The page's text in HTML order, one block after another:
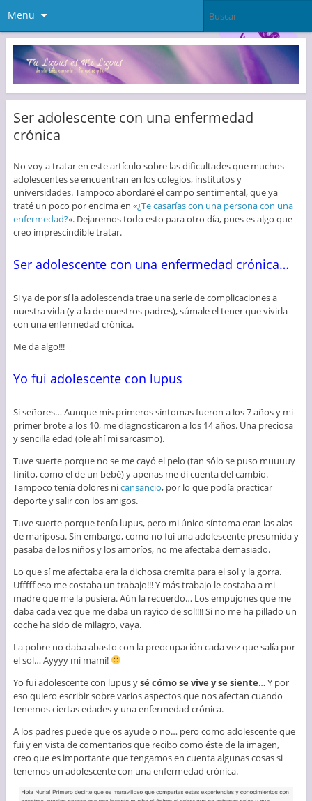
Menu
Ser adolescente con una enfermedad
crónica
No voy a tratar en este artículo sobre las dificultades que muchos
adolescentes se encuentran en los colegios, institutos y
universidades. Tampoco abordaré el campo sentimental, que ya
traté un poco por encima en «¿Te casarías con una persona con una
enfermedad?«. Dejaremos todo esto para otro día, pues es algo que
creo imprescindible tratar.
Ser adolescente con una enfermedad crónica…
Si ya de por sí la adolescencia trae una serie de complicaciones a
nuestra vida (y a la de nuestros padres), súmale el tener que vivirla
con una enfermedad crónica.
Me da algo!!!
Yo fui adolescente con lupus
Sí señores… Aunque mis primeros síntomas fueron a los 7 años y mi
primer brote a los 10, me diagnosticaron a los 14 años. Una preciosa
y sencilla edad (ole ahí mi sarcasmo).
Tuve suerte porque no se me cayó el pelo (tan sólo se puso muuuuy
finito, como el de un bebé) y apenas me di cuenta del cambio.
Tampoco tenía dolores nicansancio, por lo que podía practicar
deporte y salir con los amigos.
Tuve suerte porque tenía lupus, pero mi único síntoma eran las alas
de mariposa. Sin embargo, como no fui una adolescente presumida y
pasaba de los niños y los amoríos, no me afectaba demasiado.
Lo que sí me afectaba era la dichosa cremita para el sol y la gorra.
Ufffff eso me costaba un trabajo!!! Y más trabajo le costaba a mi
madre que me la pusiera. Aún la recuerdo… Los empujones que me
daba cada vez que me daba un rayico de sol!!!! Si no me ha pillado un
coche ha sido de milagro, vaya.
La pobre no daba abasto con la preocupación cada vez que salía por
el sol… Ayyyy mi mami!
Yo fui adolescente con lupus ysé cómo se vive y se siente… Y por
eso quiero escribir sobre varios aspectos que nos afectan cuando
tenemos ciertas edades y una enfermedad crónica.
A los padres puede que os ayude o no… pero como adolescente que
fui y en vista de comentarios que recibo como éste de la imagen,
creo que es importante que tengamos en cuenta algunas cosas si
tenemos un adolescente con una enfermedad crónica.